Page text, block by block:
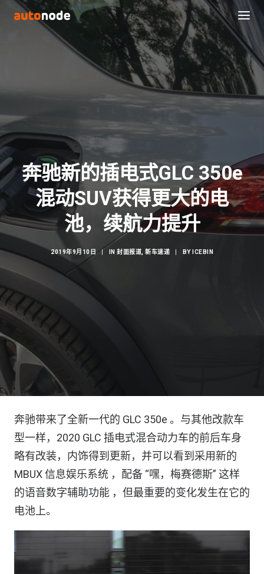
Search
奔驰新的插电式GLC 350e
混动SUV获得更大的电
池，续航力提升
2019年9月10日 | IN 封面报道 新车速递 BY ICEBIN
奔驰带来了全新一代的 GLC 350e 。与其他改款车
型一样，2020 GLC 插电式混合动力车的前后车身
略有改装，内饰得到更新，并可以看到采用新的
MBUX 信息娱乐系统 ，配备 “嘿，梅赛德斯” 这样
的语音数字辅助功能 ，但最重要的变化发生在它的
电池上。